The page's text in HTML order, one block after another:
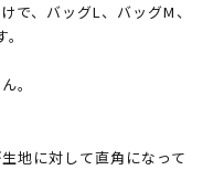
で、バッグL、バッグM、
。
地に対して直角になって